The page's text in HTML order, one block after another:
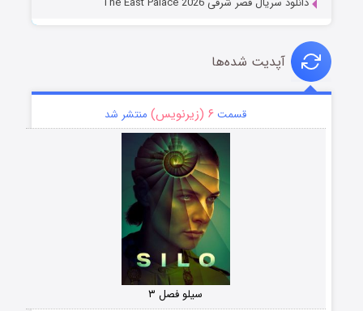
آپدیت شده‌ها
قسمت ۶ (زیرنویس) منتشر شد
سیلو فصل ۳